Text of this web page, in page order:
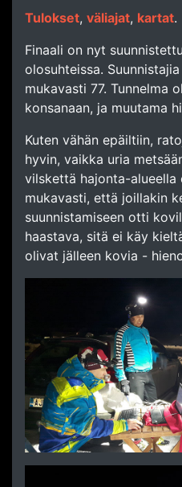
Tulokset, väliajat, kartat.
Finaali on nyt
olosuhteissa.
mukavasti 77. Tunnelma
konsanaan, ja muutama
Kuten vähän epäiltiin,
hyvin, vaikka uria
vilskettä hajonta-alueella
mukavasti, että joillakin
suunnistamiseen otti
haastava, sitä ei käy
olivat jälleen kovia -